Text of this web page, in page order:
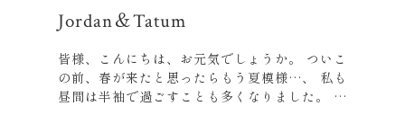
Jordan＆Tatum
皆様、こんにちは、お元気でしょうか。 ついこ
の前、春が来たと思ったらもう夏模様…、 私も
昼間は半袖で過ごすことも多くなりました。 先